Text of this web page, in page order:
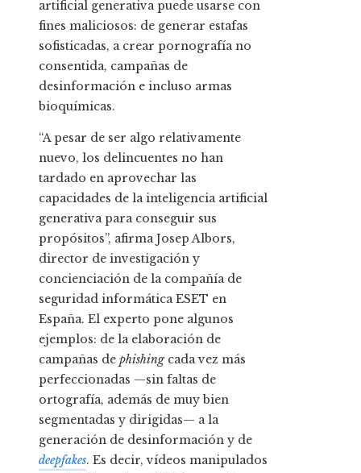
artificial generativa puede usarse con
fines maliciosos: de generar estafas
sofisticadas, a crear pornografía no
consentida, campañas de
desinformación e incluso armas
bioquímicas.
“A pesar de ser algo relativamente
nuevo, los delincuentes no han
tardado en aprovechar las
capacidades de la inteligencia artificial
generativa para conseguir sus
propósitos”, afirma Josep Albors,
director de investigación y
concienciación de la compañía de
seguridad informática ESET en
España. El experto pone algunos
ejemplos: de la elaboración de
campañas de phishing cada vez más
perfeccionadas —sin faltas de
ortografía, además de muy bien
segmentadas y dirigidas— a la
generación de desinformación y de
deepfakes. Es decir, vídeos manipulados